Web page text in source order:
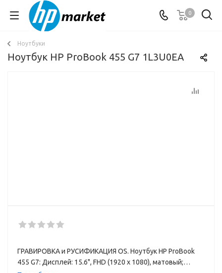
0
Ноутбуки
Ноутбук HP ProBook 455 G7 1L3U0EA
ГРАВИРОВКА и РУСИФИКАЦИЯ OS. Ноутбук HP ProBook
455 G7: Дисплей: 15.6", FHD (1920 x 1080), матовый;